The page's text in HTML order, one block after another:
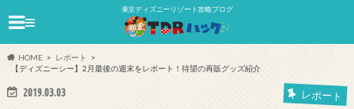
東京ディズニーリゾート攻略ブログ
≡
HOME
レポート
【ディズニーシー】2月最後の週末をレポート！待望の再販グッズ紹介
2019.03.03 レポート